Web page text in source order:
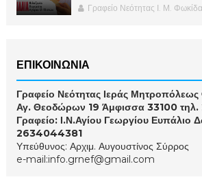
Γραφείο Νεότητας Ι. Μ.
ΕΠΙΚΟΙΝΩΝΙΑ
Γραφείο Νεότητας Ιεράς
Αγ. Θεοδώρων 19 Άμφισσα 33100
Γραφείο: Ι.Ν.Αγίου Γεωργίου Ευπάλιο
2634044381
Υπεύθυνος: Αρχιμ. Αυγουστίνος Σύρρος
e-mail:info.grnef@gmail.com